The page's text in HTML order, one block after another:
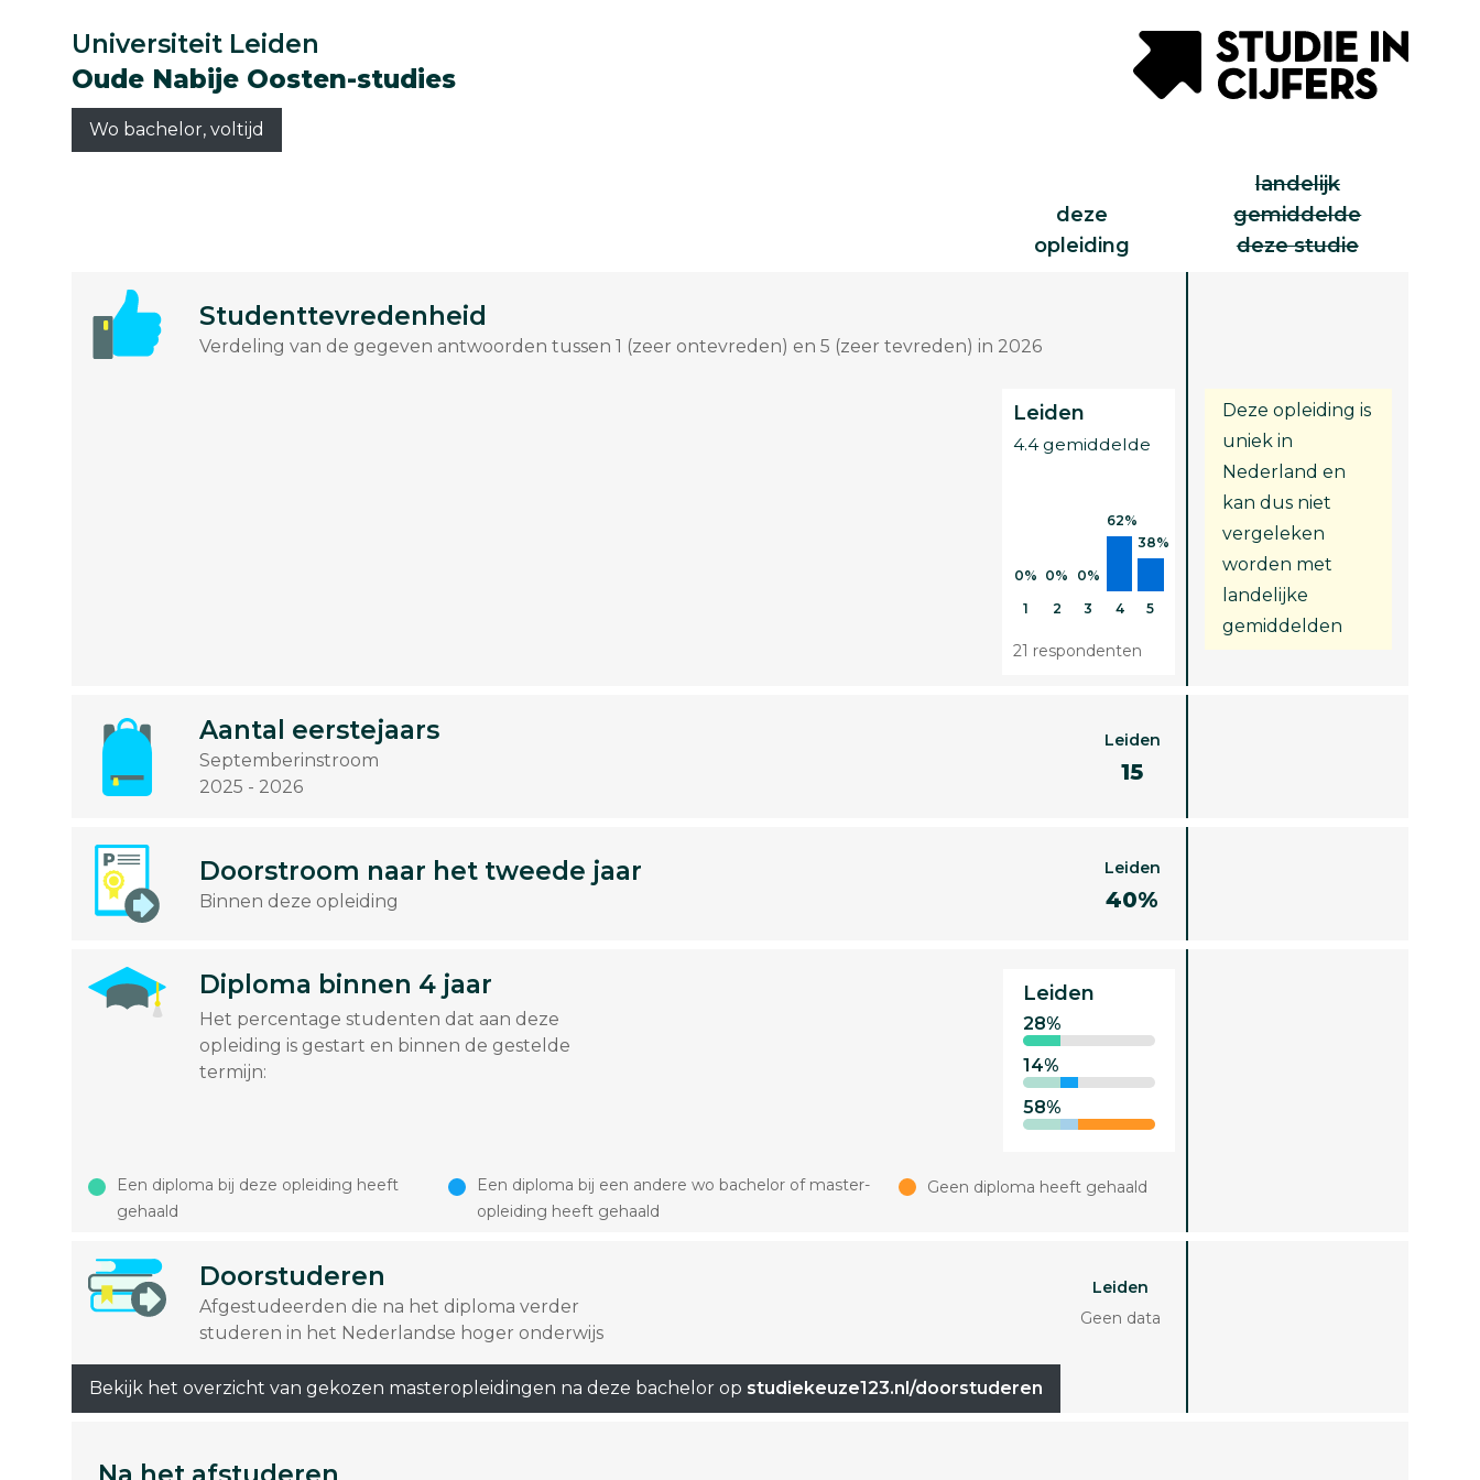
Universiteit Leiden
Oude Nabije Oosten-studies
Wo bachelor, voltijd
deze
opleiding
landelijk
gemiddelde
deze studie
Studenttevredenheid
Verdeling van de gegeven antwoorden tussen 1 (zeer ontevreden) en 5 (zeer tevreden) in 2026
Leiden
4.4 gemiddelde
0%
1
0%
2
0%
3
62%
4
38%
5
21 respondenten
Deze opleiding is
uniek in
Nederland en
kan dus niet
vergeleken
worden met
landelijke
gemiddelden
Aantal eerstejaars
Septemberinstroom
2025 - 2026
Leiden
15
Doorstroom naar het tweede jaar
Binnen deze opleiding
Leiden
40%
Diploma binnen 4 jaar
Het percentage studenten dat aan deze
opleiding is gestart en binnen de gestelde
termijn:
Leiden
28%
14%
58%
Een diploma bij deze opleiding heeft
gehaald
Een diploma bij een andere wo bachelor of master-
opleiding heeft gehaald
Geen diploma heeft gehaald
Doorstuderen
Afgestudeerden die na het diploma verder
studeren in het Nederlandse hoger onderwijs
Leiden
Geen data
Bekijk het overzicht van gekozen masteropleidingen na deze bachelor op studiekeuze123.nl/doorstuderen